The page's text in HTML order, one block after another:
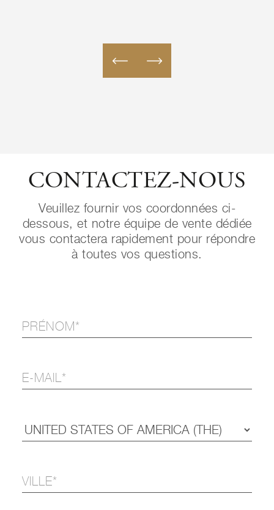
CONTACTEZ-NOUS
Veuillez fournir vos coordonnées ci-
dessous, et notre équipe de vente dédiée
vous contactera rapidement pour répondre
à toutes vos questions.